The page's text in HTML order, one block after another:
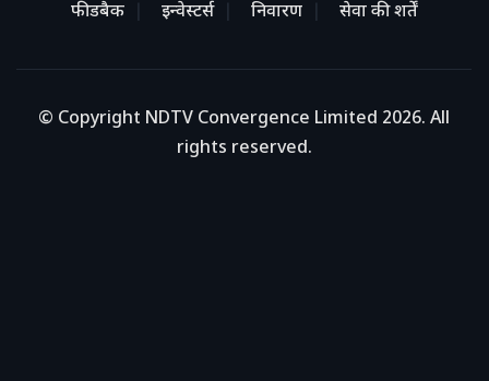
फीडबैक
इन्वेस्टर्स निवारण सेवा की शर्तें
© Copyright NDTV Convergence Limited 2026. All
rights reserved.